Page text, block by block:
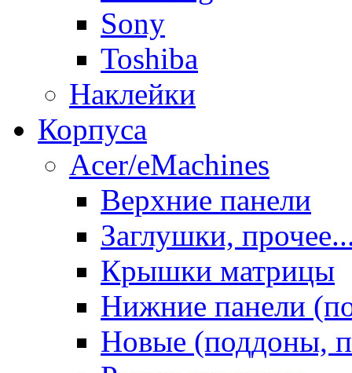
Sony
Toshiba
Наклейки
Корпуса
Acer/eMachines
Верхние панели
Заглушки,
Крышки матрицы
Нижние панели
Новые (поддоны,